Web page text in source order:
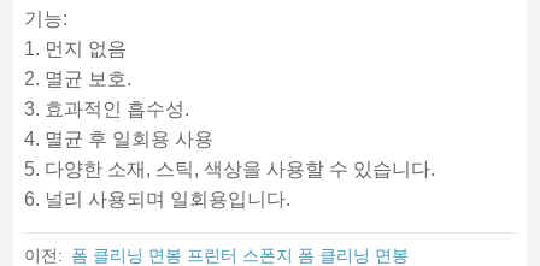
기능:
1. 먼지 없음
2. 멸균 보호.
3. 효과적인 흡수성.
4. 멸균 후 일회용 사용
5. 다양한 소재, 스틱, 색상을 사용할 수 있습니다.
6. 널리 사용되며 일회용입니다.
이전: 폼 클리닝 면봉 프린터 스폰지 폼 클리닝 면봉